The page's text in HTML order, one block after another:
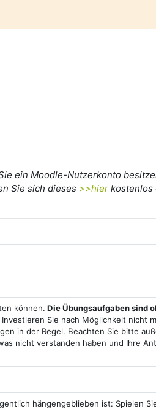
ein Moodle-Nutzerkonto
Sie sich dieses >>hier kostenlos
können. Die Übungsaufgaben sind
Investieren Sie nach Möglichkeit nicht
in der Regel. Beachten Sie bitte
nicht verstanden haben und Ihre
hängengeblieben ist: Spielen